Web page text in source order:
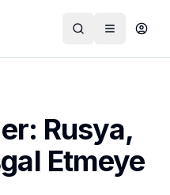
Rusya,
Etmeye